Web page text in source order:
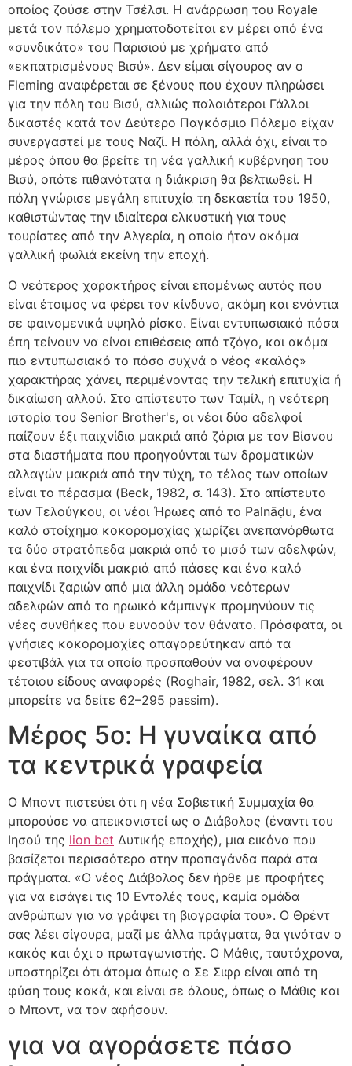
οποίος ζούσε στην Τσέλσι. Η ανάρρωση του Royale
μετά τον πόλεμο χρηματοδοτείται εν μέρει από ένα
«συνδικάτο» του Παρισιού με χρήματα από
«εκπατρισμένους Βισύ». Δεν είμαι σίγουρος αν ο
Fleming αναφέρεται σε ξένους που έχουν πληρώσει
για την πόλη του Βισύ, αλλιώς παλαιότεροι Γάλλοι
δικαστές κατά τον Δεύτερο Παγκόσμιο Πόλεμο είχαν
συνεργαστεί με τους Ναζί. Η πόλη, αλλά όχι, είναι το
μέρος όπου θα βρείτε τη νέα γαλλική κυβέρνηση του
Βισύ, οπότε πιθανότατα η διάκριση θα βελτιωθεί. Η
πόλη γνώρισε μεγάλη επιτυχία τη δεκαετία του 1950,
καθιστώντας την ιδιαίτερα ελκυστική για τους
τουρίστες από την Αλγερία, η οποία ήταν ακόμα
γαλλική φωλιά εκείνη την εποχή.
Ο νεότερος χαρακτήρας είναι επομένως αυτός που
είναι έτοιμος να φέρει τον κίνδυνο, ακόμη και ενάντια
σε φαινομενικά υψηλό ρίσκο. Είναι εντυπωσιακό πόσα
έπη τείνουν να είναι επιθέσεις από τζόγο, και ακόμα
πιο εντυπωσιακό το πόσο συχνά ο νέος «καλός»
χαρακτήρας χάνει, περιμένοντας την τελική επιτυχία ή
δικαίωση αλλού. Στο απίστευτο των Ταμίλ, η νεότερη
ιστορία του Senior Brother's, οι νέοι δύο αδελφοί
παίζουν έξι παιχνίδια μακριά από ζάρια με τον Βίσνου
στα διαστήματα που προηγούνται των δραματικών
αλλαγών μακριά από την τύχη, το τέλος των οποίων
είναι το πέρασμα (Beck, 1982, σ. 143). Στο απίστευτο
των Τελούγκου, οι νέοι Ήρωες από το Palnāḍu, ένα
καλό στοίχημα κοκορομαχίας χωρίζει ανεπανόρθωτα
τα δύο στρατόπεδα μακριά από το μισό των αδελφών,
και ένα παιχνίδι μακριά από πάσες και ένα καλό
παιχνίδι ζαριών από μια άλλη ομάδα νεότερων
αδελφών από το ηρωικό κάμπινγκ προμηνύουν τις
νέες συνθήκες που ευνοούν τον θάνατο. Πρόσφατα, οι
γνήσιες κοκορομαχίες απαγορεύτηκαν από τα
φεστιβάλ για τα οποία προσπαθούν να αναφέρουν
τέτοιου είδους αναφορές (Roghair, 1982, σελ. 31 και
μπορείτε να δείτε 62–295 passim).
Μέρος 5ο: Η γυναίκα από
τα κεντρικά γραφεία
Ο Μποντ πιστεύει ότι η νέα Σοβιετική Συμμαχία θα
μπορούσε να απεικονιστεί ως ο Διάβολος (έναντι του
Ιησού της lion bet Δυτικής εποχής), μια εικόνα που
βασίζεται περισσότερο στην προπαγάνδα παρά στα
πράγματα. «Ο νέος Διάβολος δεν ήρθε με προφήτες
για να εισάγει τις 10 Εντολές τους, καμία ομάδα
ανθρώπων για να γράψει τη βιογραφία του». Ο Θρέντ
σας λέει σίγουρα, μαζί με άλλα πράγματα, θα γινόταν ο
κακός και όχι ο πρωταγωνιστής. Ο Μάθις, ταυτόχρονα,
υποστηρίζει ότι άτομα όπως ο Σε Σιφρ είναι από τη
φύση τους κακά, και είναι σε όλους, όπως ο Μάθις και
ο Μποντ, να τον αφήσουν.
για να αγοράσετε πάσο